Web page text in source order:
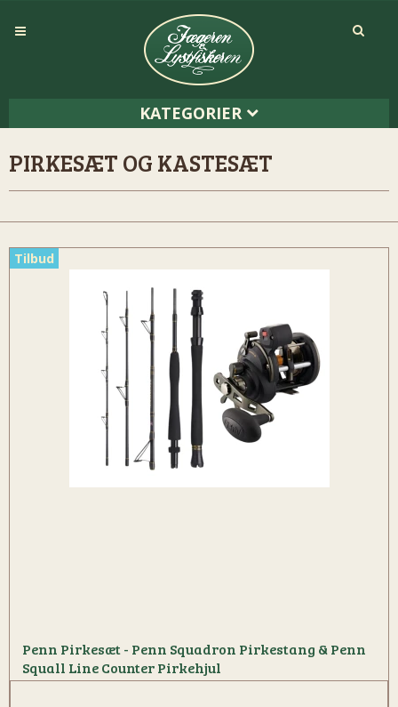
KATEGORIER
PIRKESÆT OG KASTESÆT
Tilbud
Penn Pirkesæt - Penn Squadron Pirkestang & Penn
Squall Line Counter Pirkehjul